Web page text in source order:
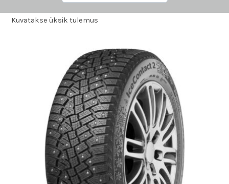
Kuvatakse üksik tulemus